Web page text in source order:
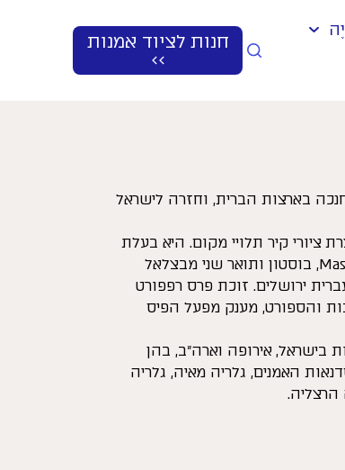
חנות לציוד אמנות
>>
בארצות הברית, וחזרה לישראל
ציורי קיר תלויי מקום. היא בעלת
תואר ראשון מ- Massachusetts College of Art, בוסטון ותואר שני מבצלאל
ירושלים. זוכת פרס רפפורט
והספורט, מענק מפעל הפיס
בישראל, אירופה וארה”ב, בהן
ישראל, מוזיאון אשדוד, הירקון 19, סדנאות האמנים, גלריה מאיה, גלריה
הרצליה.